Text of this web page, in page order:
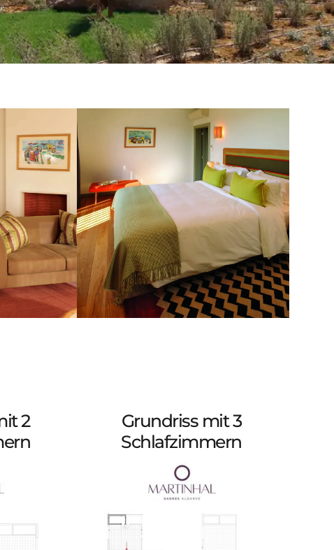
2
Grundriss mit 3
Schlafzimmern